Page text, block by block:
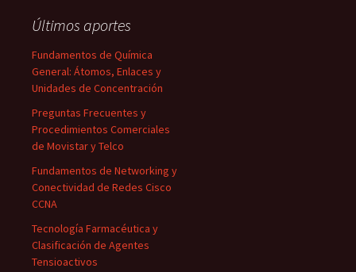
Últimos aportes
Fundamentos de Química
General: Átomos, Enlaces y
Unidades de Concentración
Preguntas Frecuentes y
Procedimientos Comerciales
de Movistar y Telco
Fundamentos de Networking y
Conectividad de Redes Cisco
CCNA
Tecnología Farmacéutica y
Clasificación de Agentes
Tensioactivos